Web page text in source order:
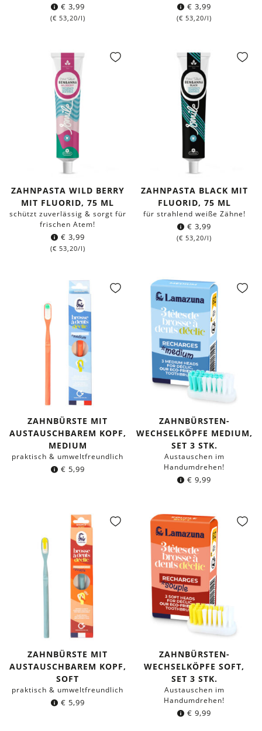
€ 3,99
(€ 53,20/l)
€ 3,99
(€ 53,20/l)
ZAHNPASTA WILD BERRY
MIT FLUORID, 75 ML
schützt zuverlässig & sorgt für
frischen Atem!
€ 3,99
(€ 53,20/l)
ZAHNPASTA BLACK MIT
FLUORID, 75 ML
für strahlend weiße Zähne!
€ 3,99
(€ 53,20/l)
ZAHNBÜRSTE MIT
AUSTAUSCHBAREM KOPF,
MEDIUM
praktisch & umweltfreundlich
€ 5,99
ZAHNBÜRSTEN-
WECHSELKÖPFE MEDIUM,
SET 3 STK.
Austauschen im
Handumdrehen!
€ 9,99
ZAHNBÜRSTE MIT
AUSTAUSCHBAREM KOPF,
SOFT
praktisch & umweltfreundlich
€ 5,99
ZAHNBÜRSTEN-
WECHSELKÖPFE SOFT,
SET 3 STK.
Austauschen im
Handumdrehen!
€ 9,99